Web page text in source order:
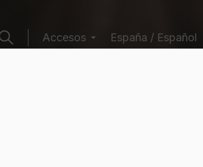
Accesos España / Español